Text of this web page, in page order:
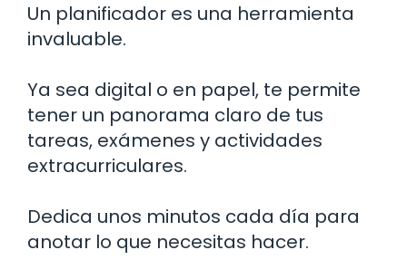
Un planificador es una herramienta
invaluable.
Ya sea digital o en papel, te permite
tener un panorama claro de tus
tareas, exámenes y actividades
extracurriculares.
Dedica unos minutos cada día para
anotar lo que necesitas hacer.